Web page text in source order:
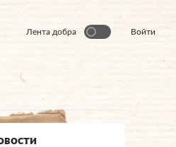
Лента добра Войти